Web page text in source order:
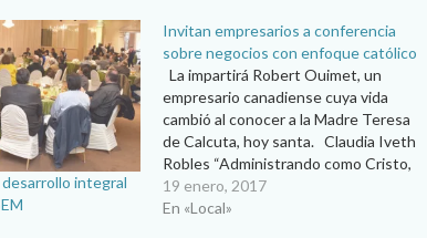
integral
Invitan empresarios a conferencia
sobre negocios con enfoque católico
La impartirá Robert Ouimet, un
empresario canadiense cuya vida
cambió al conocer a la Madre Teresa
de Calcuta, hoy santa. Claudia Iveth
Robles “Administrando como Cristo,
con Cristo”, es el título de la
conferencia que ofrecerá el doctor
19 enero, 2017
En «Local»